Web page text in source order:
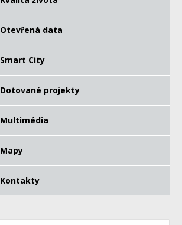
Otevřená data
Smart City
Dotované projekty
Multimédia
Mapy
Kontakty